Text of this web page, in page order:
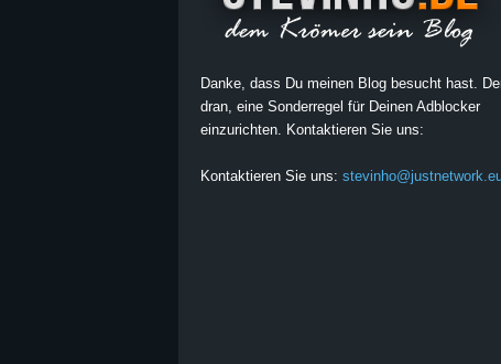
Danke, dass Du meinen Blog besucht hast.
dran, eine Sonderregel für Deinen Adblocker
einzurichten. Kontaktieren Sie uns:
Kontaktieren Sie uns: